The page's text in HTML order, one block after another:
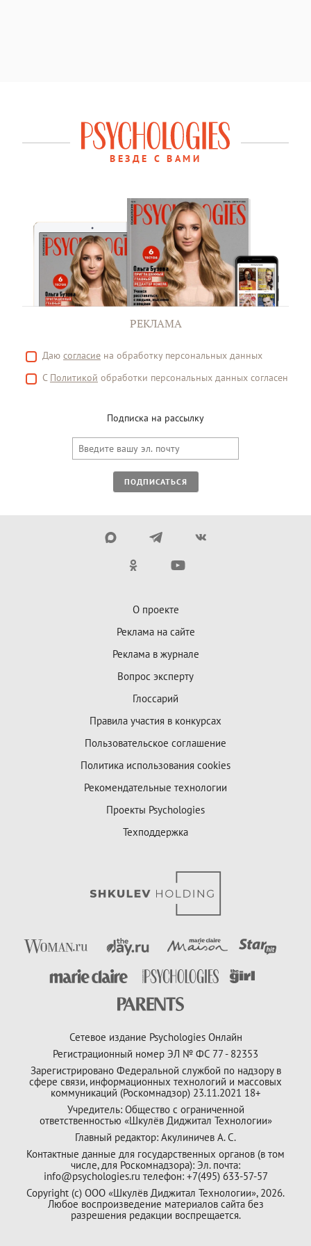
ВЕЗДЕ С ВАМИ
РЕКЛАМА
Даю согласие на обработку персональных данных
С Политикой обработки персональных данных согласен
Подписка на рассылку
ПОДПИСАТЬСЯ
О проекте
Реклама на сайте
Реклама в журнале
Вопрос эксперту
Глоссарий
Правила участия в конкурсах
Пользовательское соглашение
Политика использования cookies
Рекомендательные технологии
Проекты Psychologies
Техподдержка
Сетевое издание Psychologies Онлайн
Регистрационный номер ЭЛ № ФС 77 - 82353
Зарегистрировано Федеральной службой по надзору в
сфере связи, информационных технологий и массовых
коммуникаций (Роскомнадзор) 23.11.2021 18+
Учредитель: Общество с ограниченной
ответственностью «Шкулёв Диджитал Технологии»
Главный редактор: Акулиничев А. С.
Контактные данные для государственных органов (в том
числе, для Роскомнадзора): Эл. почта:
info@psychologies.ru телефон: +7(495) 633-57-57
Copyright (с) ООО «Шкулёв Диджитал Технологии», 2026.
Любое воспроизведение материалов сайта без
разрешения редакции воспрещается.